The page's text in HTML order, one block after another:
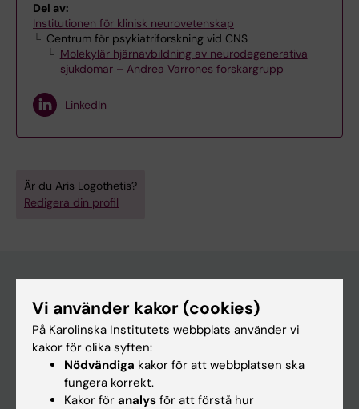
Del av:
Institutionen för klinisk neurovetenskap
Centrum för psykiatriforskning vid CNS
Molekylär hjärnavbildning av neurodegenerativa
sjukdomar – Andrea Varrones forskargrupp
LinkedIn
Är du Aris Logothetis?
Redigera din profil
Huvudmeny
Utbildning
Forskarutbildning
Forskning
Vi använder kakor (cookies)
På Karolinska Institutets webbplats använder vi
kakor för olika syften:
Nödvändiga kakor för att webbplatsen ska
fungera korrekt.
Kakor för analys för att förstå hur